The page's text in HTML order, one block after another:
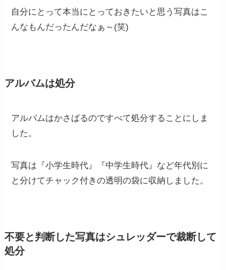
自分にとって本当にとっておきたいと思う写真はこ
んなもんだったんだなぁ～(笑)
アルバムは処分
アルバムはかさばるのですべて処分することにしま
した。
写真は『小学生時代』『中学生時代』など年代別に
と分けてチャック付きの透明の袋に収納しました。
不要と判断した写真はシュレッダーで裁断して
処分